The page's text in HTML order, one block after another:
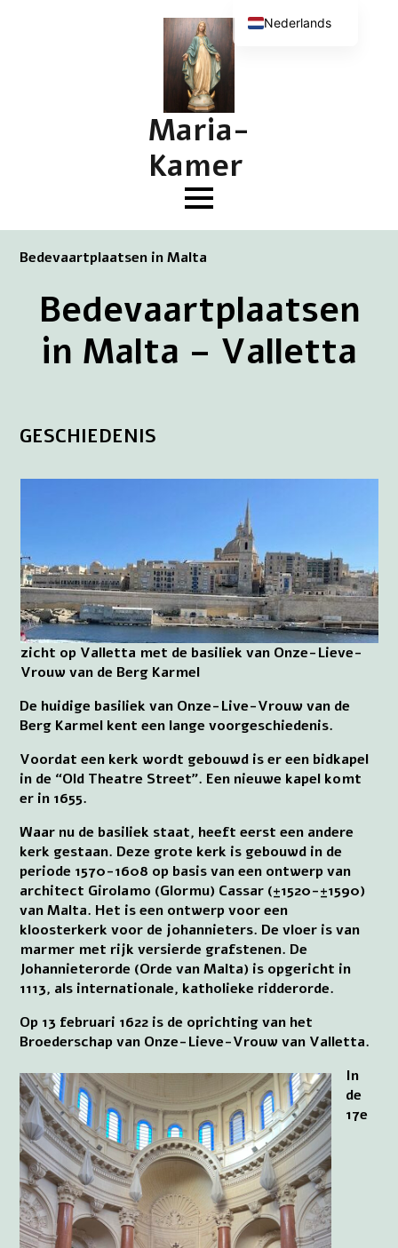
Maria-
Kamer
Bedevaartplaatsen in Malta
Bedevaartplaatsen
in Malta – Valletta
GESCHIEDENIS
zicht op Valletta met de basiliek van Onze-Lieve-
Vrouw van de Berg Karmel
De huidige basiliek van Onze-Live-Vrouw van de
Berg Karmel kent een lange voorgeschiedenis.
Voordat een kerk wordt gebouwd is er een bidkapel
in de “Old Theatre Street”. Een nieuwe kapel komt
er in 1655.
Waar nu de basiliek staat, heeft eerst een andere
kerk gestaan. Deze grote kerk is gebouwd in de
periode 1570-1608 op basis van een ontwerp van
architect Girolamo (Glormu) Cassar (±1520-±1590)
van Malta. Het is een ontwerp voor een
kloosterkerk voor de johannieters. De vloer is van
marmer met rijk versierde grafstenen. De
Johannieterorde (Orde van Malta) is opgericht in
1113, als internationale, katholieke ridderorde.
Op 13 februari 1622 is de oprichting van het
Broederschap van Onze-Lieve-Vrouw van Valletta.
In
de
17e
Nederlands